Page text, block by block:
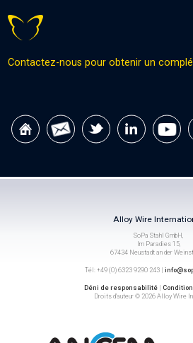
Contactez-nous pour obtenir un
Alloy Wire
SoPa Stahl GmbH,
Im Paradies 15,
67434 Neustadt an der
Tél: +49 (0) 6323 9290 243 |
Déni de responsabilité|
Droits d’auteur © 2026 Alloy Wire